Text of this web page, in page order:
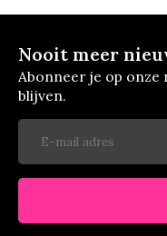
Nooit meer
Abonneer je op
blijven.